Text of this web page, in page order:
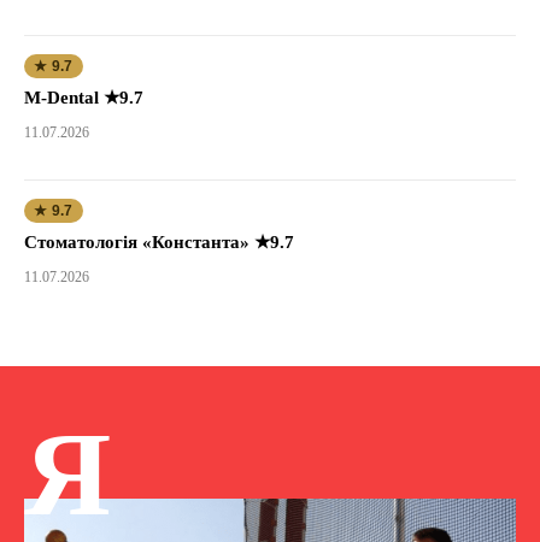
★ 9.7
M-Dental ★9.7
11.07.2026
★ 9.7
Стоматологія «Константа» ★9.7
11.07.2026
Я